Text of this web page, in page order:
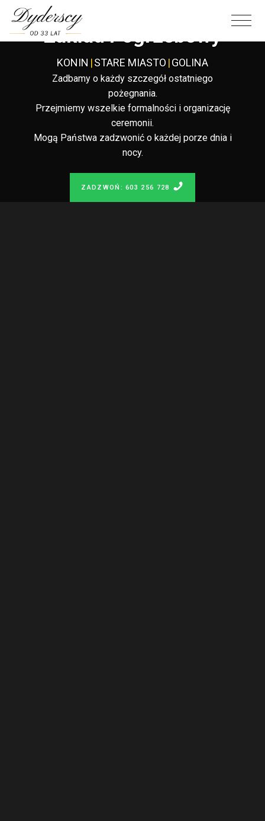
Całodobowy
Zakład Pogrzebowy
KONIN |STARE MIASTO |GOLINA
Zadbamy o każdy szczegół ostatniego
pożegnania.
Przejmiemy wszelkie formalności i organizację
ceremonii.
Mogą Państwa zadzwonić o każdej porze dnia i
nocy.
ZADZWOŃ: 603 256 728